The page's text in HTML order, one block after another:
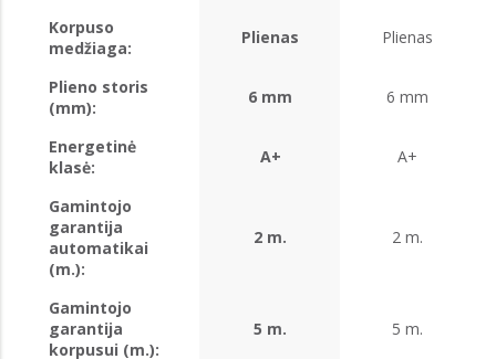
Korpuso
medžiaga:
Plienas Plienas
Plieno storis
(mm):
6 mm 6 mm
Energetinė
klasė:
A+ A+
Gamintojo
garantija
automatikai
(m.):
2 m. 2 m.
Gamintojo
garantija
korpusui (m.):
5 m. 5 m.